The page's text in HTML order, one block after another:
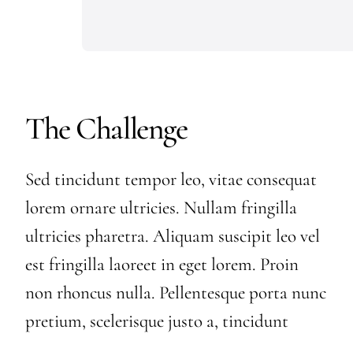
The Challenge
Sed tincidunt tempor leo, vitae consequat
lorem ornare ultricies. Nullam fringilla
ultricies pharetra. Aliquam suscipit leo vel
est fringilla laoreet in eget lorem. Proin
non rhoncus nulla. Pellentesque porta nunc
pretium, scelerisque justo a, tincidunt